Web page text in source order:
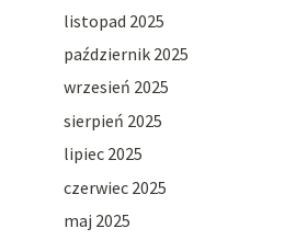
listopad 2025
październik 2025
wrzesień 2025
sierpień 2025
lipiec 2025
czerwiec 2025
maj 2025